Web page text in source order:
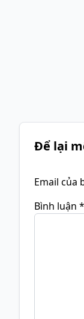
Để lại
Email của
Bình luận *